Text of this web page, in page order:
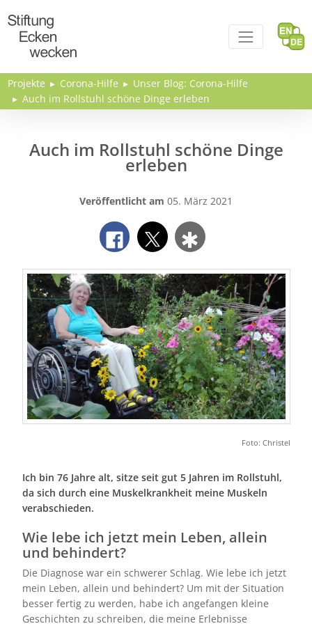
Projekte Corona-Hilfe
Unser Blog: Corona-Hilfe
Auch im Rollstuhl schöne Dinge erleben
Auch im Rollstuhl schöne Dinge
erleben
Veröffentlicht am 05. März 2021
Foto: Christel
Ich bin 76 Jahre alt, sitze seit gut 5 Jahren im Rollstuhl,
da sich durch eine Muskelkrankheit meine Muskeln
verabschieden.
Wie lebe ich jetzt mein Leben, allein
und behindert?
Die Diagnose war ein schwerer Schlag. Wie lebe ich jetzt
mein Leben, allein und behindert? Um mit der Situation
besser fertig zu werden, habe ich angefangen kleine
Geschichten zu schreiben, die meine Erlebnisse